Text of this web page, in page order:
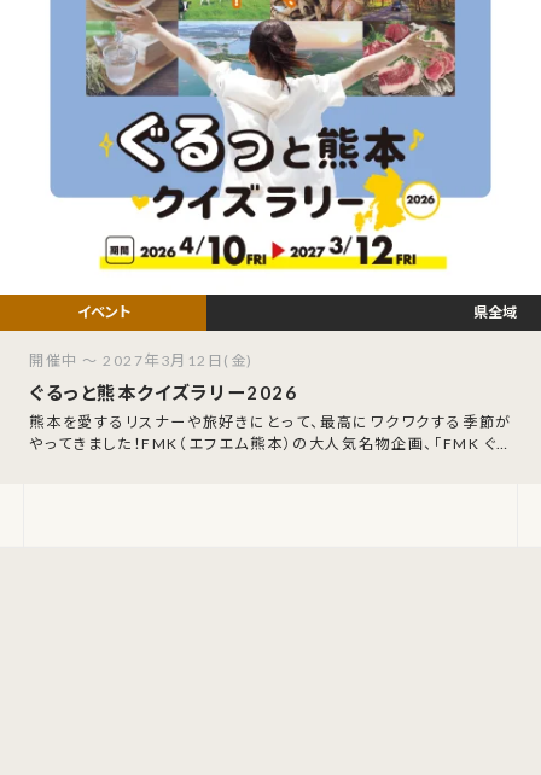
ぐるっと熊本クイズラリー2026
熊本を愛するリスナーや旅好きにとって、最高にワクワクする季節が
やってきました！FMK（エフエム熊本）の大人気名物企画、「FMK ぐる
県全域
開催中 ～ 2027年3月12日(金)